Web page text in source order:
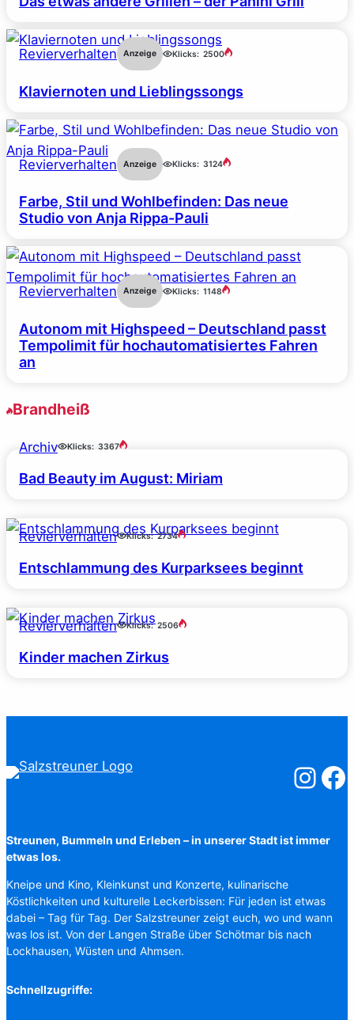
Revierverhalten Anzeige Klicks: 2500
Klaviernoten und Lieblingssongs
Revierverhalten Anzeige Klicks: 3124
Farbe, Stil und Wohlbefinden: Das neue
Studio von Anja Rippa-Pauli
Revierverhalten Anzeige Klicks: 1148
Autonom mit Highspeed – Deutschland passt
Tempolimit für hochautomatisiertes Fahren
an
Brandheiß
Archiv Klicks: 3367
Bad Beauty im August: Miriam
Revierverhalten Klicks: 2734
Entschlammung des Kurparksees beginnt
Revierverhalten Klicks: 2506
Kinder machen Zirkus
Streunen, Bummeln und Erleben – in unserer Stadt ist immer
etwas los.
Kneipe und Kino, Kleinkunst und Konzerte, kulinarische
Köstlichkeiten und kulturelle Leckerbissen: Für jeden ist etwas
dabei – Tag für Tag. Der Salzstreuner zeigt euch, wo und wann
was los ist. Von der Langen Straße über Schötmar bis nach
Lockhausen, Wüsten und Ahmsen.
Schnellzugriffe: